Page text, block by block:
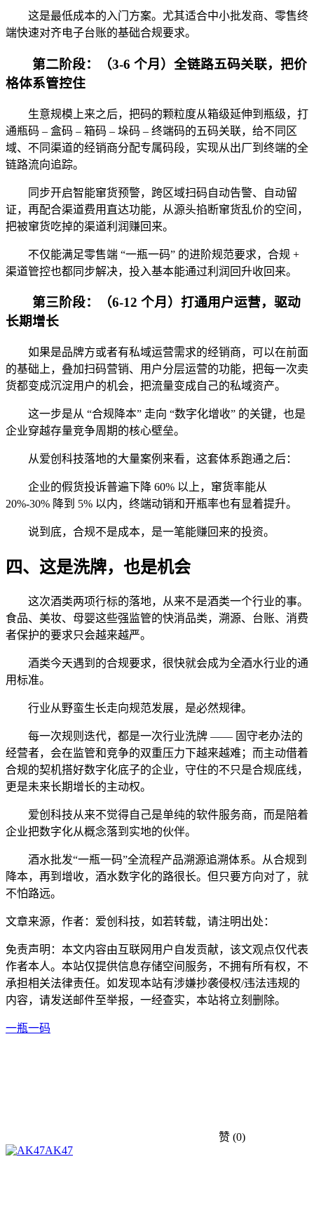
这是最低成本的入门方案。尤其适合中小批发商、零售终
端快速对齐电子台账的基础合规要求。
第二阶段：（3-6 个月）全链路五码关联，把价
格体系管控住
生意规模上来之后，把码的颗粒度从箱级延伸到瓶级，打
通瓶码 – 盒码 – 箱码 – 垛码 – 终端码的五码关联，给不同区
域、不同渠道的经销商分配专属码段，实现从出厂到终端的全
链路流向追踪。
同步开启智能窜货预警，跨区域扫码自动告警、自动留
证，再配合渠道费用直达功能，从源头掐断窜货乱价的空间，
把被窜货吃掉的渠道利润赚回来。
不仅能满足零售端 “一瓶一码” 的进阶规范要求，合规 +
渠道管控也都同步解决，投入基本能通过利润回升收回来。
第三阶段：（6-12 个月）打通用户运营，驱动
长期增长
如果是品牌方或者有私域运营需求的经销商，可以在前面
的基础上，叠加扫码营销、用户分层运营的功能，把每一次卖
货都变成沉淀用户的机会，把流量变成自己的私域资产。
这一步是从 “合规降本” 走向 “数字化增收” 的关键，也是
企业穿越存量竞争周期的核心壁垒。
从爱创科技落地的大量案例来看，这套体系跑通之后：
企业的假货投诉普遍下降 60% 以上，窜货率能从
20%-30% 降到 5% 以内，终端动销和开瓶率也有显着提升。
说到底，合规不是成本，是一笔能赚回来的投资。
四、这是洗牌，也是机会
这次酒类两项行标的落地，从来不是酒类一个行业的事。
食品、美妆、母婴这些强监管的快消品类，溯源、台账、消费
者保护的要求只会越来越严。
酒类今天遇到的合规要求，很快就会成为全酒水行业的通
用标准。
行业从野蛮生长走向规范发展，是必然规律。
每一次规则迭代，都是一次行业洗牌 —— 固守老办法的
经营者，会在监管和竞争的双重压力下越来越难；而主动借着
合规的契机搭好数字化底子的企业，守住的不只是合规底线，
更是未来长期增长的主动权。
爱创科技从来不觉得自己是单纯的软件服务商，而是陪着
企业把数字化从概念落到实地的伙伴。
酒水批发“一瓶一码”全流程产品溯源追溯体系。从合规到
降本，再到增收，酒水数字化的路很长。但只要方向对了，就
不怕路远。
文章来源，作者：爱创科技，如若转载，请注明出处：
免责声明：本文内容由互联网用户自发贡献，该文观点仅代表
作者本人。本站仅提供信息存储空间服务，不拥有所有权，不
承担相关法律责任。如发现本站有涉嫌抄袭侵权/违法违规的
内容，请发送邮件至举报，一经查实，本站将立刻删除。
一瓶一码
赞 (0)
AK47